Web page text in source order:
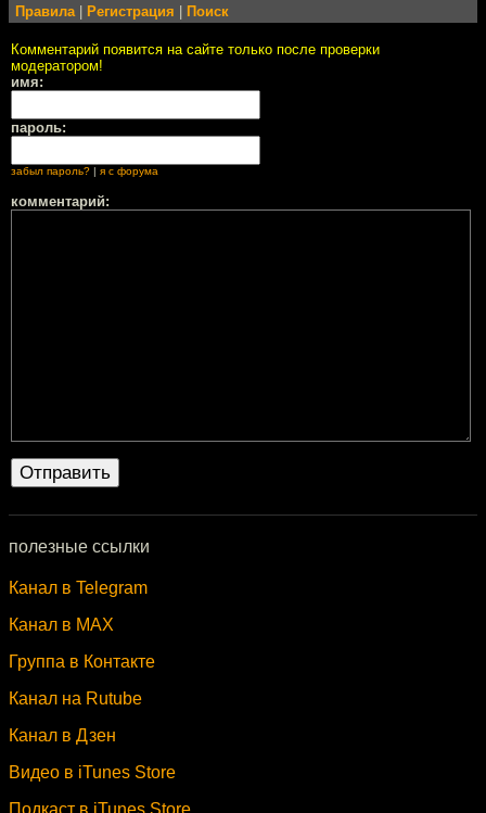
Правила| Регистрация Поиск
Комментарий появится на сайте только после проверки
модератором!
имя:
пароль:
забыл пароль? | я с форума
комментарий:
полезные ссылки
Канал в Telegram
Канал в MAX
Группа в Контакте
Канал на Rutube
Канал в Дзен
Видео в iTunes Store
Подкаст в iTunes Store